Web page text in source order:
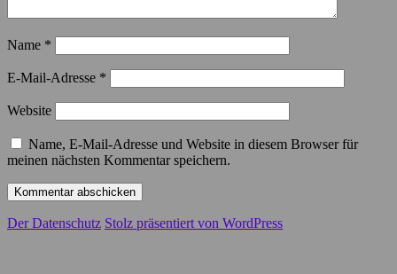
Name *
E-Mail-Adresse *
Website
Name, E-Mail-Adresse und Website in diesem Browser für
meinen nächsten Kommentar speichern.
Der Datenschutz Stolz präsentiert von WordPress